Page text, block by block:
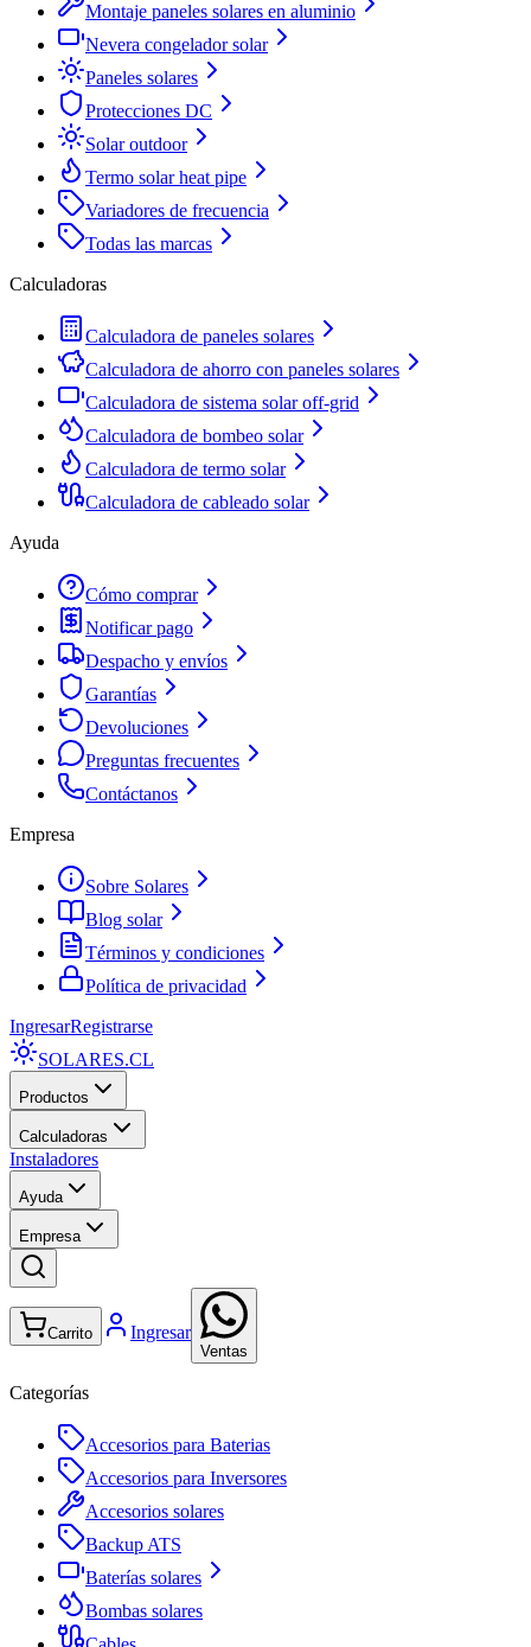
Montaje paneles solares en aluminio
Nevera congelador solar
Paneles solares
Protecciones DC
Solar outdoor
Termo solar heat pipe
Variadores de frecuencia
Todas las marcas
Calculadoras
Calculadora de paneles solares
Calculadora de ahorro con paneles solares
Calculadora de sistema solar off-grid
Calculadora de bombeo solar
Calculadora de termo solar
Calculadora de cableado solar
Ayuda
Cómo comprar
Notificar pago
Despacho y envíos
Garantías
Devoluciones
Preguntas frecuentes
Contáctanos
Empresa
Sobre Solares
Blog solar
Términos y condiciones
Política de privacidad
IngresarRegistrarse
SOLARES.CL
Productos
Calculadoras
Instaladores
Ayuda
Empresa
Carrito Ingresar
Ventas
Categorías
Accesorios para Baterias
Accesorios para Inversores
Accesorios solares
Backup ATS
Baterías solares
Bombas solares